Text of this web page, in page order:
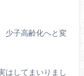
少子高齢化へと変
はしてまいりまし